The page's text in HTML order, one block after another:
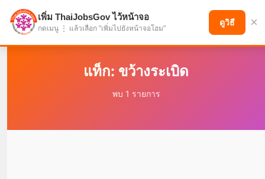
แบ่งปันโอกาส เพื่ออนาคตที่ก้าวหน้า
แท็ก: ขว้างระเบิด
พบ 1 รายการ
เพิ่ม ThaiJobsGov ไว้หน้าจอ
กดเมนู ⋮ แล้วเลือก "เพิ่มไปยังหน้าจอโฮม"
ดูวิธี ×